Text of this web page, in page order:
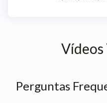
Perguntas